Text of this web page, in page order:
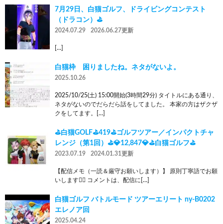
7月29日、白猫ゴルフ、ドライビングコンテスト
（ドラコン）⛳️
2024.07.29 2026.06.27更新
[…]
白猫枠 困りましたね。ネタがないよ。
2025.10.26
2025/10/25(土) 15:00開始(3時間29分) タイトルにある通り、
ネタがないのでだらだら話をしてました。 本家の方はザクザ
クをしてます。[…]
⛳白猫GOLF⛳419⛳ゴルフツアー／インパクトチャ
レンジ（第1回）⛳💎12,847💎⛳白猫ゴルフ⛳
2023.07.19 2024.01.31更新
【配信メモ（一読＆厳守お願いします）】 原則丁寧語でお願
いします🙇‍♂️ コメントは、配信に[…]
白猫ゴルフ バトルモード ツアーエリート ny-B0202
エレノア回
2025.04.24